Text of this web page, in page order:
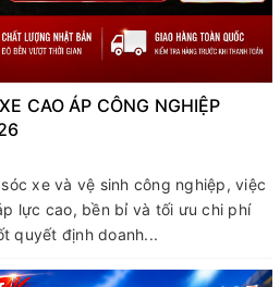
CAO ÁP CÔNG NGHIỆP
xe và vệ sinh công nghiệp, việc
lực cao, bền bỉ và tối ưu chi phí
quyết định doanh...